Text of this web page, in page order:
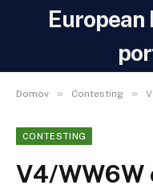
European
Domov » Contesting »
CONTESTING
V4/WW6W